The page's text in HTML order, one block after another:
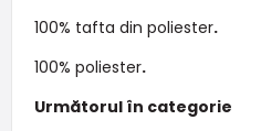
100% tafta din poliester.
100% poliester.
Următorul în categorie